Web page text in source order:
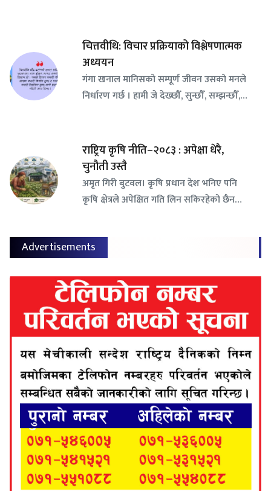
चित्तवीथि: विचार प्रक्रियाको विश्लेषणात्मक
अध्ययन
गंगा खनाल मानिसको सम्पूर्ण जीवन उसको मनले
निर्धारण गर्छ । हामी जे देख्छौँ, सुन्छौँ, सम्झन्छौँ,…
राष्ट्रिय कृषि नीति–२०८३ : अपेक्षा धेरै,
चुनौती उस्तै
अमृत गिरी बुटवल। कृषि प्रधान देश भनिए पनि
कृषि क्षेत्रले अपेक्षित गति लिन सकिरहेको छैन…
Advertisements